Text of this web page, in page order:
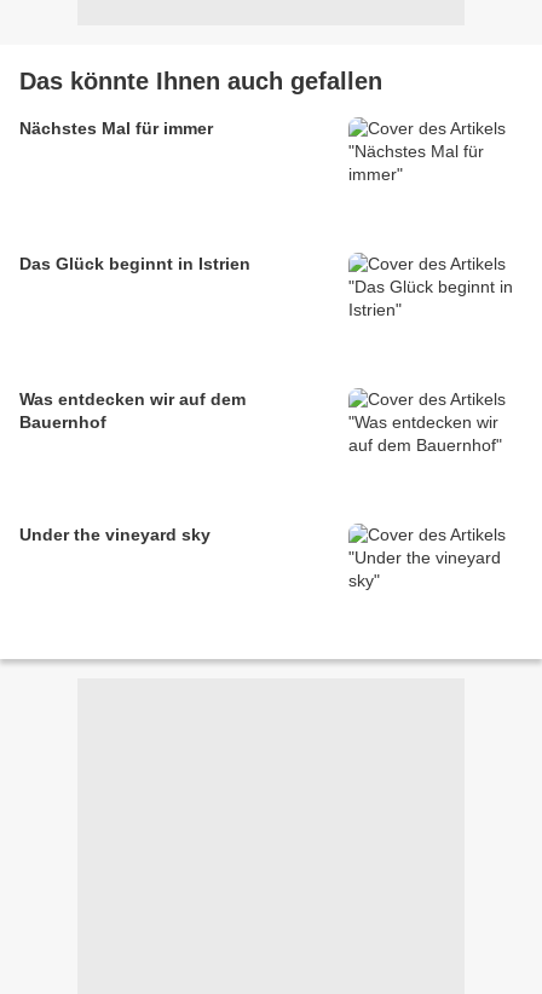
Das könnte Ihnen auch gefallen
Nächstes Mal für immer
Das Glück beginnt in Istrien
Was entdecken wir auf dem
Bauernhof
Under the vineyard sky